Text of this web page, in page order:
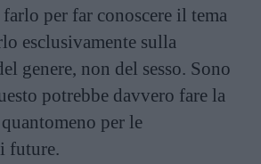
per far conoscere il tema
esclusivamente sulla
genere, non del sesso. Sono
potrebbe davvero fare la
per le
future.